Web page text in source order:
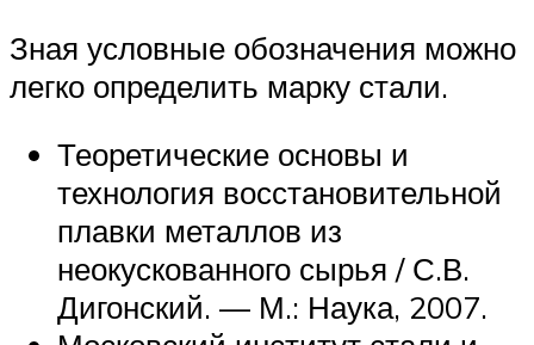
Зная условные обозначения можно
легко определить марку стали.
Теоретические основы и
технология восстановительной
плавки металлов из
неокускованного сырья / С.В.
Дигонский. — М.: Наука, 2007.